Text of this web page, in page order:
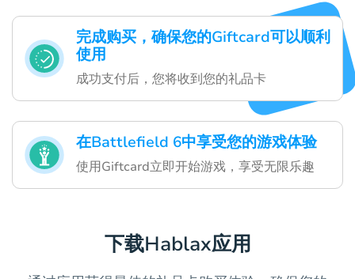
完成购买，确保您的Giftcard可以顺利
使用
成功支付后，您将收到您的礼品卡
在Battlefield 6中享受您的游戏体验
使用Giftcard立即开始游戏，享受无限乐趣
下载Hablax应用